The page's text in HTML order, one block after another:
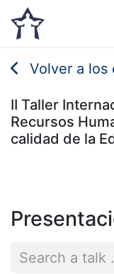
Volver a los
II Taller
Recursos
calidad de la